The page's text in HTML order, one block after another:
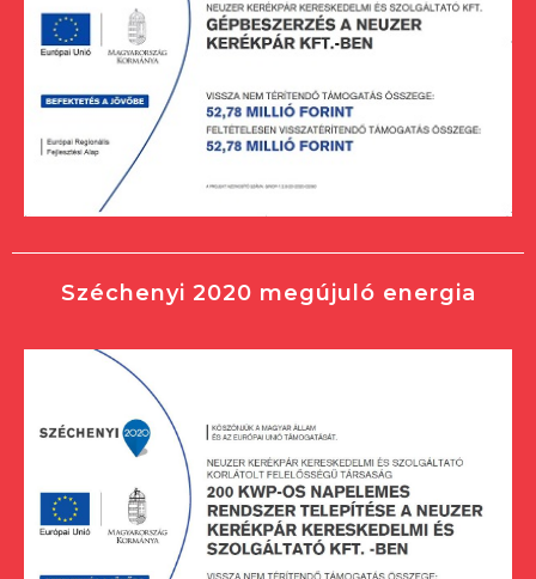
Széchenyi 2020 megújuló energia